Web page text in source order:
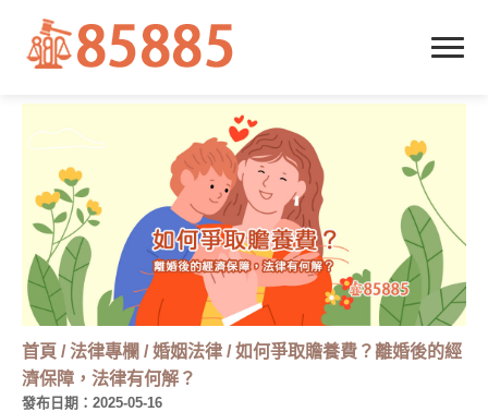
首頁 /法律專欄 /婚姻法律 /如何爭取贍養費？離婚後的經
濟保障，法律有何解？
發布日期：2025-05-16